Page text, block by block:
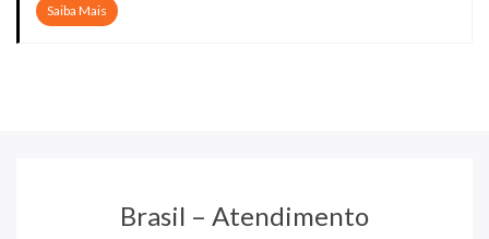
Saiba Mais
Brasil – Atendimento